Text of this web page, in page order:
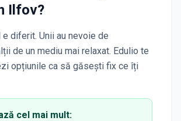
Ilfov?
diferit. Unii au nevoie de
de un mediu mai relaxat. Edulio te
opțiunile ca să găsești fix ce îți
cel mai mult: